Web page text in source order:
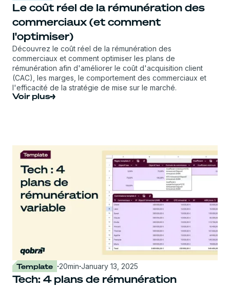
Le coût réel de la rémunération des
commerciaux (et comment
l'optimiser)
Découvrez le coût réel de la rémunération des
commerciaux et comment optimiser les plans de
rémunération afin d'améliorer le coût d'acquisition client
(CAC), les marges, le comportement des commerciaux et
l'efficacité de la stratégie de mise sur le marché.
Voir plus
Template ·20min·January 13, 2025
Tech: 4 plans de rémunération